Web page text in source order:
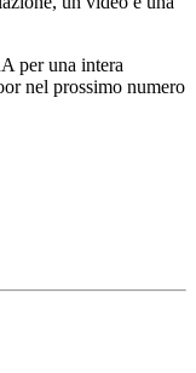
per una intera
nel prossimo numero